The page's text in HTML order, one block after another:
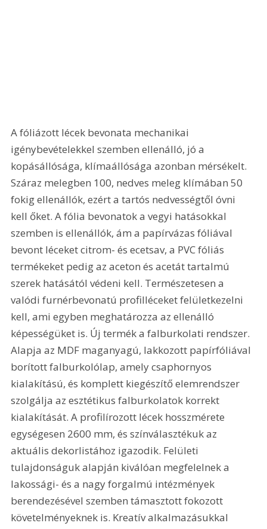
A fóliázott lécek bevonata mechanikai
igénybevételekkel szemben ellenálló, jó a
kopásállósága, klímaállósága azonban mérsékelt.
Száraz melegben 100, nedves meleg klímában 50
fokig ellenállók, ezért a tartós nedvességtől óvni
kell őket. A fólia bevonatok a vegyi hatásokkal
szemben is ellenállók, ám a papírvázas fóliával
bevont léceket citrom- és ecetsav, a PVC fóliás
termékeket pedig az aceton és acetát tartalmú
szerek hatásától védeni kell. Természetesen a
valódi furnérbevonatú profilléceket felületkezelni
kell, ami egyben meghatározza az ellenálló
képességüket is. Új termék a falburkolati rendszer.
Alapja az MDF maganyagú, lakkozott papírfóliával
borított falburkolólap, amely csaphornyos
kialakítású, és komplett kiegészítő elemrendszer
szolgálja az esztétikus falburkolatok korrekt
kialakítását. A profilírozott lécek hosszmérete
egységesen 2600 mm, és színválasztékuk az
aktuális dekorlistához igazodik. Felületi
tulajdonságuk alapján kiválóan megfelelnek a
lakossági- és a nagy forgalmú intézmények
berendezésével szemben támasztott fokozott
követelményeknek is. Kreatív alkalmazásukkal